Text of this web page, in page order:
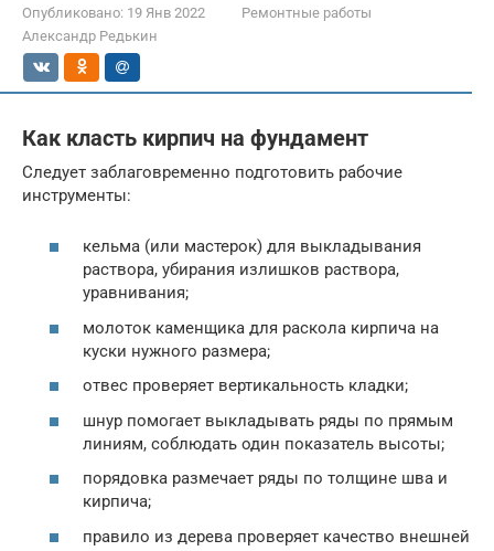
Опубликовано: 19 Янв 2022
Ремонтные работы
Александр Редькин
Как класть кирпич на фундамент
Следует заблаговременно подготовить рабочие
инструменты:
кельма (или мастерок) для выкладывания
раствора, убирания излишков раствора,
уравнивания;
молоток каменщика для раскола кирпича на
куски нужного размера;
отвес проверяет вертикальность кладки;
шнур помогает выкладывать ряды по прямым
линиям, соблюдать один показатель высоты;
порядовка размечает ряды по толщине шва и
кирпича;
правило из дерева проверяет качество внешней